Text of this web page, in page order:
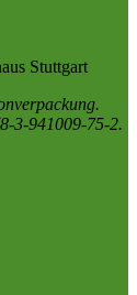
Stuttgart
3-941009-75-2.